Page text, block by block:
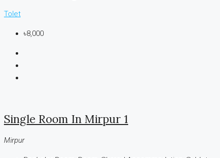
Tolet
৳8,000
Single Room In Mirpur 1
Mirpur